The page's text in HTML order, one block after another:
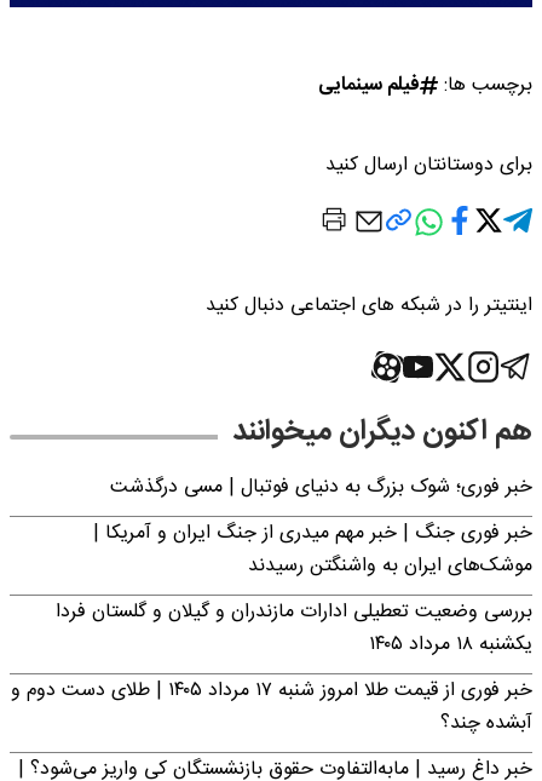
برچسب ها: فیلم سینمایی
برای دوستانتان ارسال کنید
اینتیتر را در شبکه های اجتماعی دنبال کنید
هم اکنون دیگران میخوانند
خبر فوری؛‌ شوک بزرگ به دنیای فوتبال | مسی درگذشت
خبر فوری جنگ | خبر مهم میدری از جنگ ایران و آمریکا |
موشک‌های ایران به واشنگتن رسیدند
بررسی وضعیت تعطیلی ادارات مازندران و گیلان و گلستان فردا
یکشنبه ۱۸ مرداد ۱۴۰۵
خبر فوری از قیمت طلا امروز شنبه ۱۷ مرداد ۱۴۰۵ | طلای دست دوم و
آبشده چند؟
خبر داغ رسید | مابه‌التفاوت حقوق بازنشستگان کی واریز می‌شود؟ |